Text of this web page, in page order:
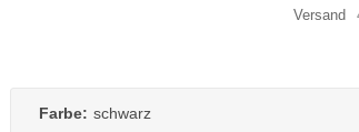
Versand
Farbe: schwarz